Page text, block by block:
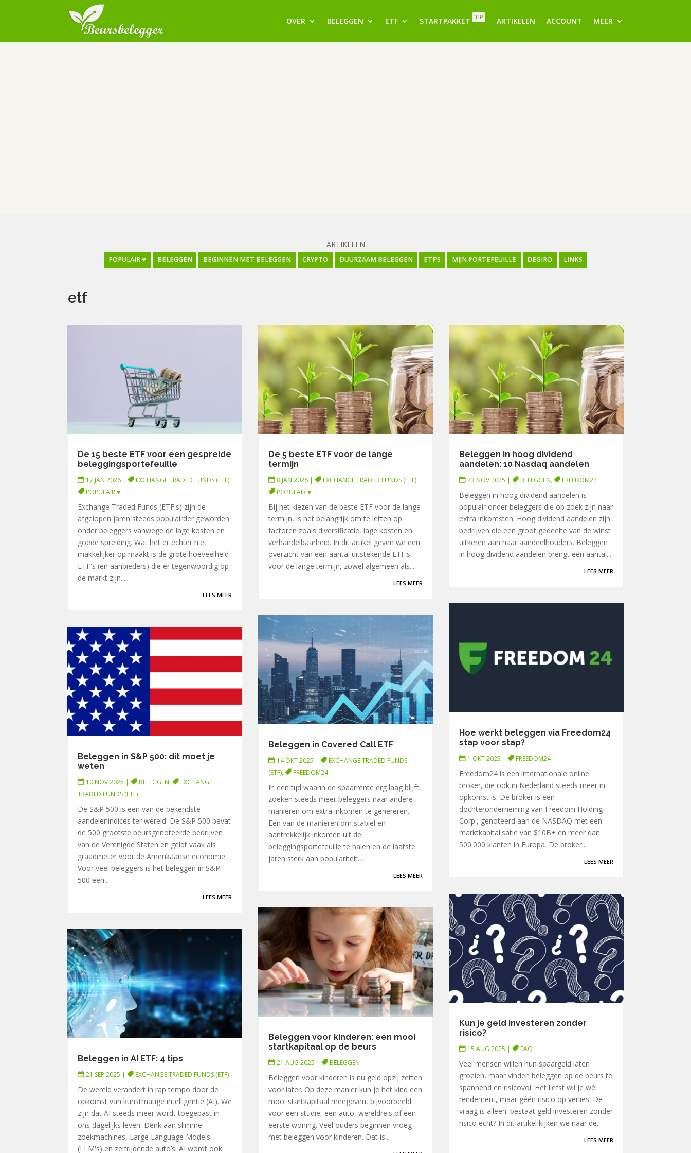
OVER BELEGGEN ETF STARTPAKKET TIP ARTIKELEN ACCOUNT MEER
ARTIKELEN
POPULAIR ♥ BELEGGEN BEGINNEN MET BELEGGEN CRYPTO DUURZAAM BELEGGEN ETF’S MIJN PORTEFEUILLE DEGIRO LINKS
etf
De 15 beste ETF voor een gespreide
beleggingsportefeuille
17 JAN 2026 | EXCHANGE TRADED FUNDS (ETF),
POPULAIR ♥
Exchange Traded Funds (ETF's) zijn de
afgelopen jaren steeds populairder geworden
onder beleggers vanwege de lage kosten en
goede spreiding. Wat het er echter niet
makkelijker op maakt is de grote hoeveelheid
ETF's (en aanbieders) die er tegenwoordig op
de markt zijn....
LEES MEER
Beleggen in S&P 500: dit moet je
weten
10 NOV 2025 | BELEGGEN,
EXCHANGE
TRADED FUNDS (ETF)
De S&P 500 is een van de bekendste
aandelenindices ter wereld. De S&P 500 bevat
de 500 grootste beursgenoteerde bedrijven
van de Verenigde Staten en geldt vaak als
graadmeter voor de Amerikaanse economie.
Voor veel beleggers is het beleggen in S&P
500 een...
LEES MEER
Beleggen in AI ETF: 4 tips
21 SEP 2025 EXCHANGE TRADED FUNDS (ETF)
De wereld verandert in rap tempo door de
opkomst van kunstmatige intelligentie (AI). We
zijn dat AI steeds meer wordt toegepast in
ons dagelijks leven. Denk aan slimme
zoekmachines, Large Language Models
(LLM's) en zelfrijdende auto’s. AI wordt ook
De 5 beste ETF voor de lange
termijn
8 JAN 2026| EXCHANGE TRADED FUNDS (ETF),
POPULAIR ♥
Bij het kiezen van de beste ETF voor de lange
termijn, is het belangrijk om te letten op
factoren zoals diversificatie, lage kosten en
verhandelbaarheid. In dit artikel geven we een
overzicht van een aantal uitstekende ETF's
voor de lange termijn, zowel algemeen als...
LEES MEER
Beleggen in Covered Call ETF
14 OKT 2025 |
EXCHANGE TRADED FUNDS
(ETF), FREEDOM24
In een tijd waarin de spaarrente erg laag blijft,
zoeken steeds meer beleggers naar andere
manieren om extra inkomen te genereren.
Een van de manieren om stabiel en
aantrekkelijk inkomen uit de
beleggingsportefeuille te halen en de laatste
jaren sterk aan populariteit...
LEES MEER
Beleggen voor kinderen: een mooi
startkapitaal op de beurs
21 AUG 2025 BELEGGEN
Beleggen voor kinderen is nu geld opzij zetten
voor later. Op deze manier kun je het kind een
mooi startkapitaal meegeven, bijvoorbeeld
voor een studie, een auto, wereldreis of een
eerste woning. Veel ouders beginnen vroeg
met beleggen voor kinderen. Dat is...
Beleggen in hoog dividend
aandelen: 10 Nasdaq aandelen
23 NOV 2025 | BELEGGEN, FREEDOM24
Beleggen in hoog dividend aandelen is
populair onder beleggers die op zoek zijn naar
extra inkomsten. Hoog dividend aandelen zijn
bedrijven die een groot gedeelte van de winst
uitkeren aan haar aandeelhouders. Beleggen
in hoog dividend aandelen brengt een aantal...
LEES MEER
Hoe werkt beleggen via Freedom24
stap voor stap?
1 OKT 2025 | FREEDOM24
Freedom24 is een internationale online
broker, die ook in Nederland steeds meer in
opkomst is. De broker is een
dochteronderneming van Freedom Holding
Corp., genoteerd aan de NASDAQ met een
marktkapitalisatie van $10B+ en meer dan
500.000 klanten in Europa. De broker...
LEES MEER
Kun je geld investeren zonder
risico?
15 AUG 2025 FAQ
Veel mensen willen hun spaargeld laten
groeien, maar vinden beleggen op de beurs te
spannend en risicovol. Het liefst wil je wél
rendement, maar géén risico op verlies. De
vraag is alleen: bestaat geld investeren zonder
risico echt? In dit artikel kijken we naar de...
LEES MEER